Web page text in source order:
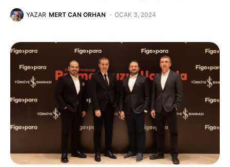
YAZAR MERT CAN ORHAN OCAK 3, 2024